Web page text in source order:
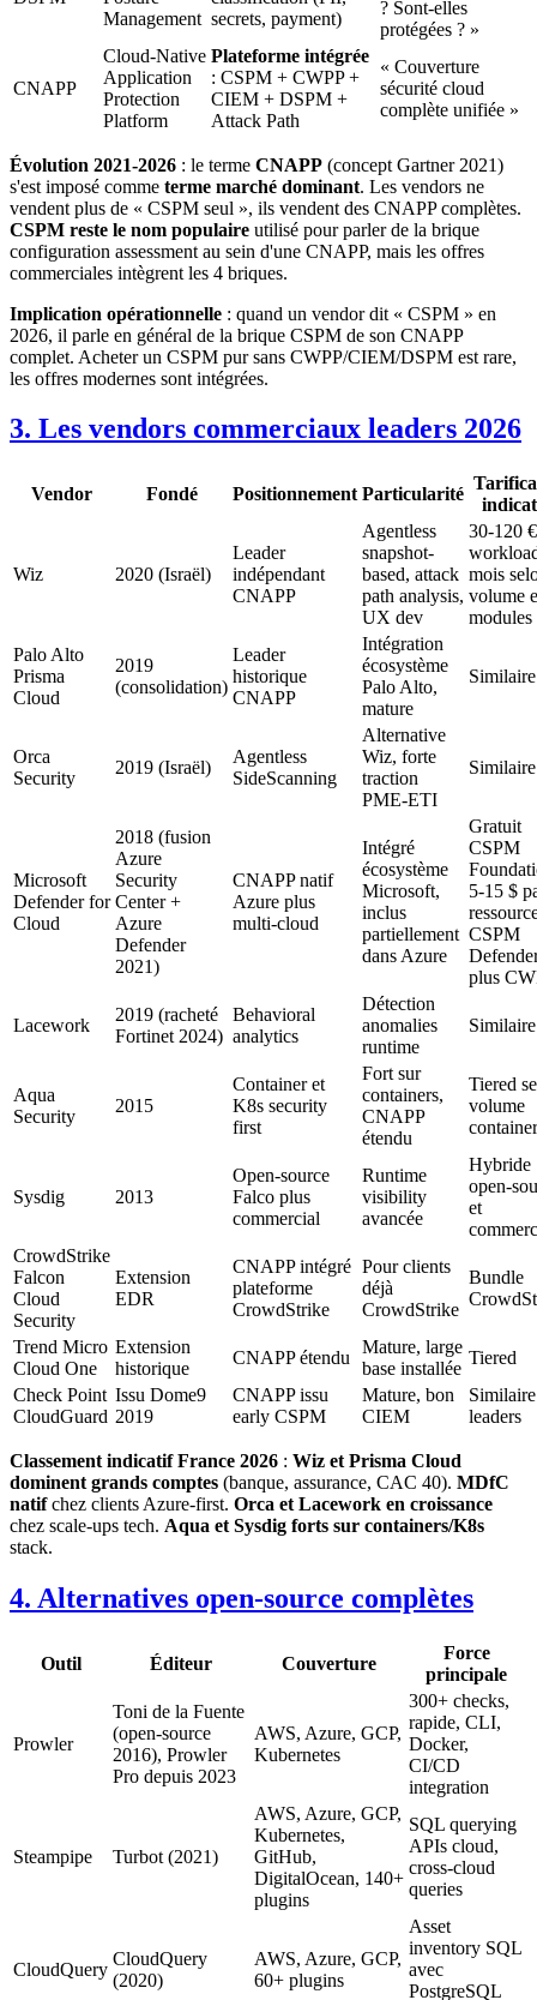
Management secrets, payment)
? Sont-elles
protégées ? »
CNAPP
Cloud-Native
Application
Protection
Platform
Plateforme intégrée
: CSPM + CWPP +
CIEM + DSPM +
Attack Path
« Couverture
sécurité cloud
complète unifiée »
Évolution 2021-2026 : le terme CNAPP (concept Gartner 2021)
s'est imposé comme terme marché dominant. Les vendors ne
vendent plus de « CSPM seul », ils vendent des CNAPP complètes.
CSPM reste le nom populaire utilisé pour parler de la brique
configuration assessment au sein d'une CNAPP, mais les offres
commerciales intègrent les 4 briques.
Implication opérationnelle : quand un vendor dit « CSPM » en
2026, il parle en général de la brique CSPM de son CNAPP
complet. Acheter un CSPM pur sans CWPP/CIEM/DSPM est rare,
les offres modernes sont intégrées.
3. Les vendors commerciaux leaders 2026
Vendor Fondé Positionnement Particularité
Wiz 2020 (Israël)
Leader
indépendant
CNAPP
Agentless
snapshot-
based, attack
path analysis,
UX dev
30-120
mois
volume
modules
Palo Alto
Prisma
Cloud
2019
(consolidation)
Leader
historique
CNAPP
Intégration
écosystème
Palo Alto,
mature
Orca
Security
2019 (Israël)
Agentless
SideScanning
Alternative
Wiz, forte
traction
PME-ETI
Microsoft
Defender for
Cloud
2018 (fusion
Azure
Security
Center +
Azure
Defender
2021)
CNAPP natif
Azure plus
multi-cloud
Intégré
écosystème
Microsoft,
inclus
partiellement
dans Azure
Gratuit
CSPM
5-15 $
CSPM
plus
Lacework
2019 (racheté
Fortinet 2024)
Behavioral
analytics
Détection
anomalies
runtime
Aqua
Security
2015
Container et
K8s security
first
Fort sur
containers,
CNAPP
étendu
Tiered
volume
Sysdig 2013
Open-source
Falco plus
commercial
Runtime
visibility
avancée
Hybride
open-
et
CrowdStrike
Falcon
Cloud
Security
Extension
EDR
CNAPP intégré
plateforme
CrowdStrike
Pour clients
déjà
CrowdStrike
Bundle
Trend Micro
Cloud One
Extension
historique
CNAPP étendu
Mature, large
base installée
Tiered
Check Point
CloudGuard
Issu Dome9
2019
CNAPP issu
early CSPM
Mature, bon
CIEM
Similaire
leaders
Classement indicatif France 2026 : Wiz et Prisma Cloud
dominent grands comptes (banque, assurance, CAC 40). MDfC
natifchez clients Azure-first. Orca et Lacework en croissance
chez scale-ups tech. Aqua et Sysdig forts sur containers/K8s
stack.
4. Alternatives open-source complètes
Outil Éditeur Couverture
Force
principale
Prowler
Toni de la Fuente
(open-source
2016), Prowler
Pro depuis 2023
AWS, Azure, GCP,
Kubernetes
300+ checks,
rapide, CLI,
Docker,
CI/CD
integration
Steampipe Turbot (2021)
AWS, Azure, GCP,
Kubernetes,
GitHub,
DigitalOcean, 140+
plugins
SQL querying
APIs cloud,
cross-cloud
queries
CloudQuery
CloudQuery
(2020)
AWS, Azure, GCP,
60+ plugins
Asset
inventory SQL
avec
PostgreSQL